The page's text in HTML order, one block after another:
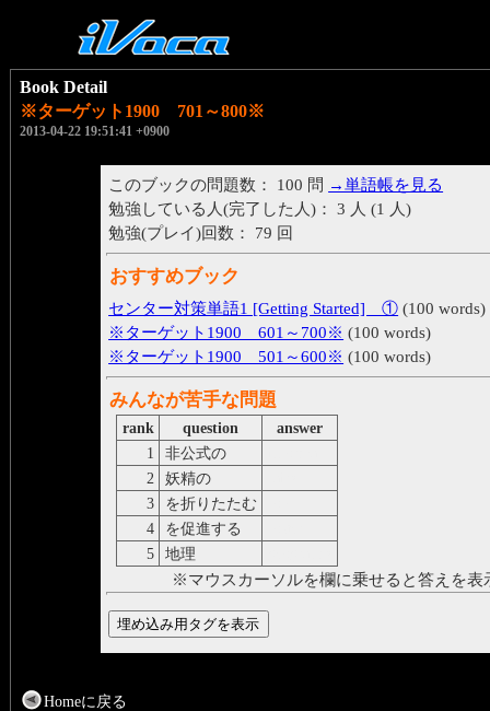
Book Detail
※ターゲット1900 701～800※
2013-04-22 19:51:41 +0900
このブックの問題数： 100 問 →単語帳を見る
勉強している人(完了した人)： 3 人 (1 人)
勉強(プレイ)回数： 79 回
おすすめブック
センター対策単語1 [Getting Started] ① (100 words)
※ターゲット1900 601～700※ (100 words)
※ターゲット1900 501～600※ (100 words)
みんなが苦手な問題
rank question
answer
1
非公式の
2
妖精の
3
を折りたたむ
4
を促進する
5
地理
※マウスカーソルを欄に乗せると答えを表
Homeに戻る